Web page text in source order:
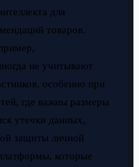
для
товаров.
не учитывают
особенно при
где важны размеры
утечки данных,
защиты личной
которые